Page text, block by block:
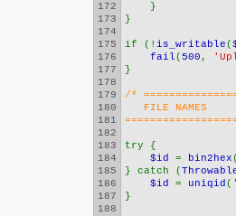
172
173
174
175
176
177
178
179
180
181
182
183
184
185
186
187
188
}
}
if (! is_writable(
fail(500 ,
}
/*
FILE NAMES
try {
$id = bin2hex(
} catch (
$id = uniqid (
}